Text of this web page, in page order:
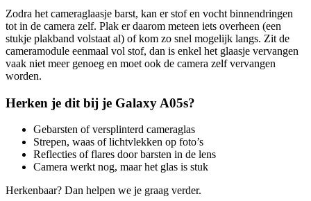
Zodra het cameraglaasje barst, kan er stof en vocht binnendringen
tot in de camera zelf. Plak er daarom meteen iets overheen (een
stukje plakband volstaat al) of kom zo snel mogelijk langs. Zit de
cameramodule eenmaal vol stof, dan is enkel het glaasje vervangen
vaak niet meer genoeg en moet ook de camera zelf vervangen
worden.
Herken je dit bij je Galaxy A05s?
Gebarsten of versplinterd cameraglas
Strepen, waas of lichtvlekken op foto’s
Reflecties of flares door barsten in de lens
Camera werkt nog, maar het glas is stuk
Herkenbaar? Dan helpen we je graag verder.